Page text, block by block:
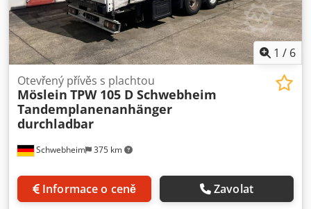
právo na tiskové chyby, omyly a změny, Ilustrační
fotografie, Více údajů na: !, More Details: ! Cjdpfx
Acjzqtyieasha
1 / 6
Schwebheim 375 km
Otevřený přívěs s plachtou
Möslein TPW 105 D Schwebheim
Tandemplanenanhänger
durchladbar
Informace o ceně Zavolat